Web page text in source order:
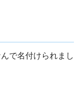
で名付けられまし